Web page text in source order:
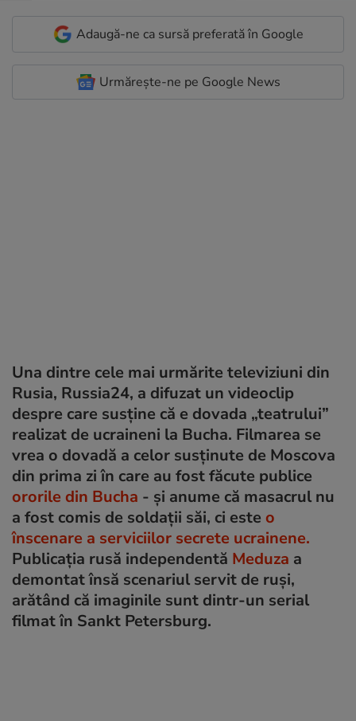
Adaugă-ne ca sursă preferată în Google
Urmărește-ne pe Google News
Una dintre cele mai urmărite televiziuni din
Rusia, Russia24, a difuzat un videoclip
despre care susține că e dovada „teatrului”
realizat de ucraineni la Bucha. Filmarea se
vrea o dovadă a celor susținute de Moscova
din prima zi în care au fost făcute publice
ororile din Bucha - și anume că masacrul nu
a fost comis de soldații săi, ci este o
înscenare a serviciilor secrete ucrainene.
Publicația rusă independentă Meduza a
demontat însă scenariul servit de ruși,
arătând că imaginile sunt dintr-un serial
filmat în Sankt Petersburg.